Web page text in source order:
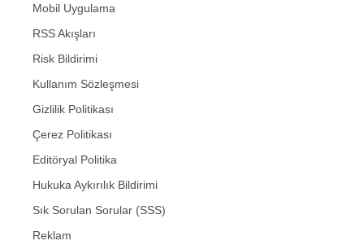
Mobil Uygulama
RSS Akışları
Risk Bildirimi
Kullanım Sözleşmesi
Gizlilik Politikası
Çerez Politikası
Editöryal Politika
Hukuka Aykırılık Bildirimi
Sık Sorulan Sorular (SSS)
Reklam